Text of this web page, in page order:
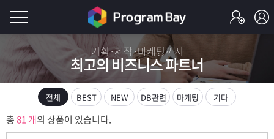
기획·제작·마케팅까지
최고의 비즈니스 파트너
그
이
그
원
가
전체 BEST NEW DB관련 마케팅 기타
총81 개의 상품이 있습니다.